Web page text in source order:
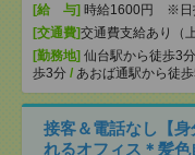
[給 与] 時給1600円 ※日
[交通費]交通費支給あり（
[勤務地] 仙台駅から徒歩3分
歩3分 / あおば通駅から徒
接客＆電話なし【
れるオフィス＊髪